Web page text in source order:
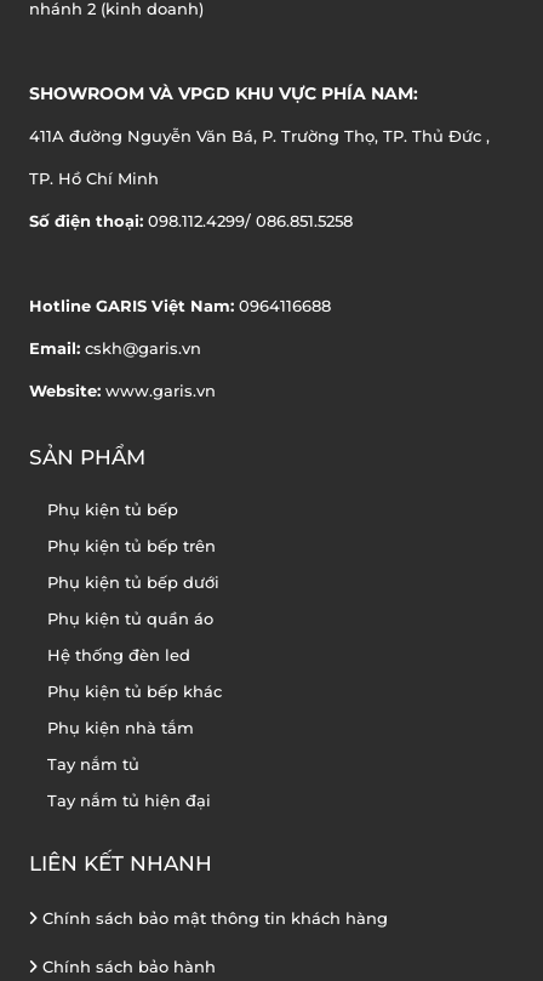
nhánh 2 (kinh doanh)
SHOWROOM VÀ VPGD KHU VỰC PHÍA NAM:
411A đường Nguyễn Văn Bá, P. Trường Thọ, TP. Thủ Đức ,
TP. Hồ Chí Minh
Số điện thoại: 098.112.4299/ 086.851.5258
Hotline GARIS Việt Nam: 0964116688
Email: cskh@garis.vn
Website: www.garis.vn
SẢN PHẨM
Phụ kiện tủ bếp
Phụ kiện tủ bếp trên
Phụ kiện tủ bếp dưới
Phụ kiện tủ quần áo
Hệ thống đèn led
Phụ kiện tủ bếp khác
Phụ kiện nhà tắm
Tay nắm tủ
Tay nắm tủ hiện đại
LIÊN KẾT NHANH
Chính sách bảo mật thông tin khách hàng
Chính sách bảo hành